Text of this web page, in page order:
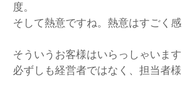
度。
そして熱意ですね。熱意はすごく感
そういうお客様はいらっしゃいます
必ずしも経営者ではなく、担当者